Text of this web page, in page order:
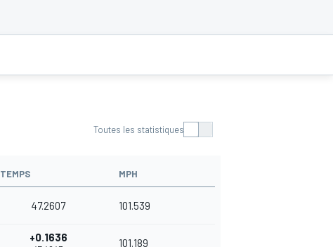
Toutes les statistiques
TEMPS MPH
47.2607 101.539
+0.1636 101.189